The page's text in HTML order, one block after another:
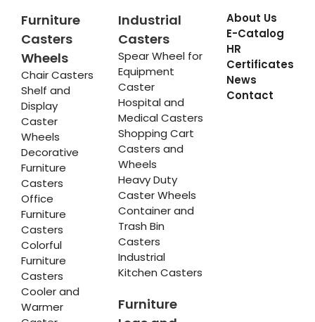
Furniture
Casters
Wheels
Chair Casters
Shelf and
Display
Caster
Wheels
Decorative
Furniture
Casters
Office
Furniture
Casters
Colorful
Furniture
Casters
Cooler and
Warmer
Industrial
Casters
Spear Wheel for
Equipment
Caster
Hospital and
Medical Casters
Shopping Cart
Casters and
Wheels
Heavy Duty
Caster Wheels
Container and
Trash Bin
Casters
Industrial
Kitchen Casters
Furniture
About Us
E-Catalog
HR
Certificates
News
Contact